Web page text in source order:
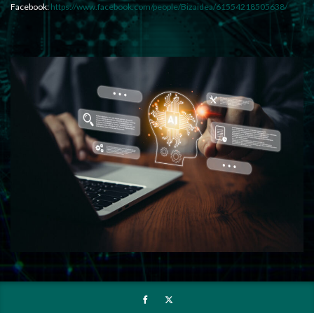
Facebook: https://www.facebook.com/people/Bizaidea/61554218505638/